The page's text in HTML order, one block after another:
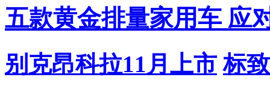
五款黄金排量家用车 应
别克昂科拉11月上市 标